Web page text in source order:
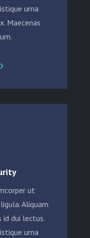
urna
Maecenas
ut
Aliquam
id dui lectus.
urna